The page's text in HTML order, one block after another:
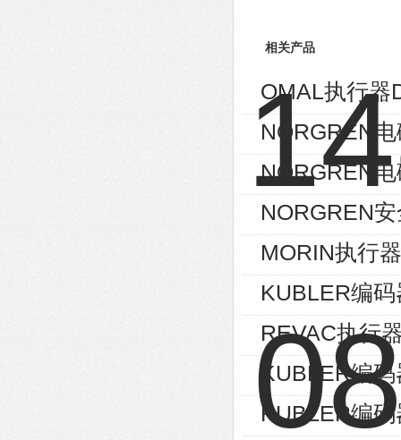
相关产品
OMAL执行器
NORGREN
NORGREN
NORGREN
MORIN执行
KUBLER编
REVAC执行
KUBLER编
KUBLER编